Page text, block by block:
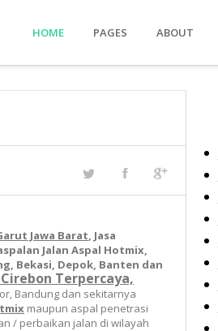
HOME PAGES
Price
Contact Us
ABOUT
Jawa Barat, Jasa
Jalan Aspal Hotmix,
Bekasi, Depok, Banten dan
Terpercaya,
Bandung dan sekitarnya
maupun aspal penetrasi
/ perbaikan jalan di wilayah